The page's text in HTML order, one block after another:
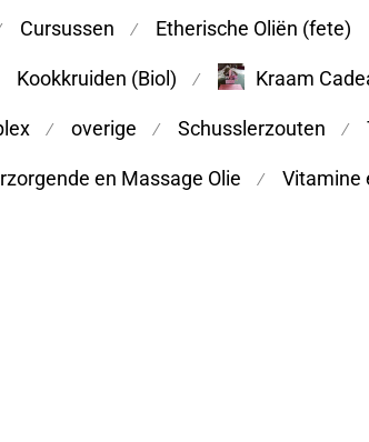
Cursussen ⁄ Etherische Oliën (fete)
Kookkruiden (Biol) ⁄ Kraam
⁄ overige ⁄ Schusslerzouten ⁄
en Massage Olie ⁄ Vitamine